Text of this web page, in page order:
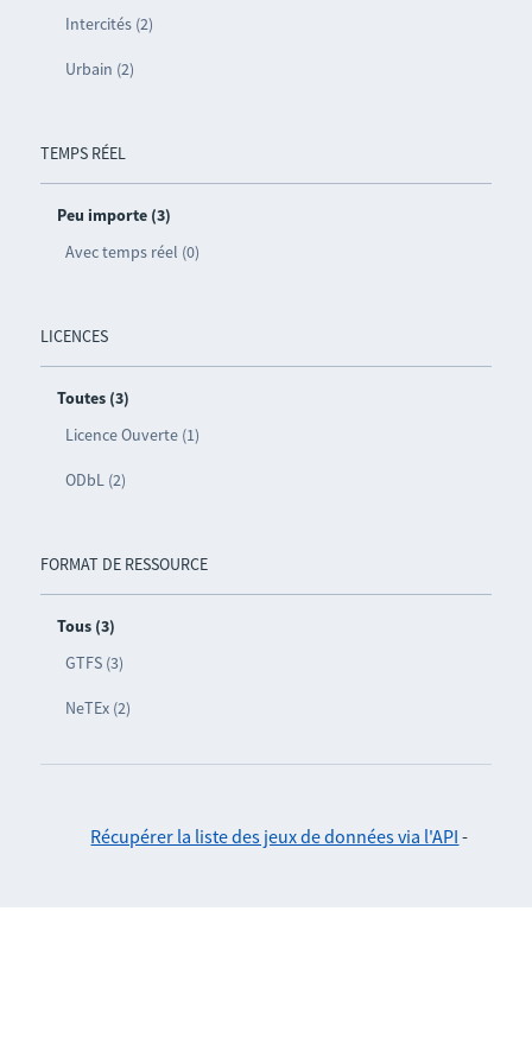
Intercités (2)
Urbain (2)
TEMPS RÉEL
Peu importe (3)
Avec temps réel (0)
LICENCES
Toutes (3)
Licence Ouverte (1)
ODbL (2)
FORMAT DE RESSOURCE
Tous (3)
GTFS (3)
NeTEx (2)
Récupérer la liste des jeux de données via l'API -